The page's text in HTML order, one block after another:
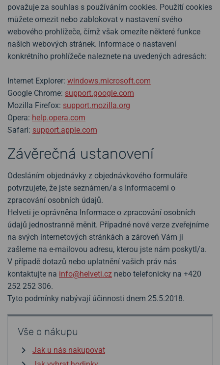
považuje za souhlas s používáním cookies. Použití cookies
můžete omezit nebo zablokovat v nastavení svého
webového prohlížeče, čímž však omezíte některé funkce
našich webových stránek. Informace o nastavení
konkrétního prohlížeče naleznete na uvedených adresách:
Internet Explorer: windows.microsoft.com
Google Chrome: support.google.com
Mozilla Firefox: support.mozilla.org
Opera: help.opera.com
Safari: support.apple.com
Závěrečná ustanovení
Odesláním objednávky z objednávkového formuláře
potvrzujete, že jste seznámen/a s Informacemi o
zpracování osobních údajů.
Helveti je oprávněna Informace o zpracování osobních
údajů jednostranně měnit. Případné nové verze zveřejníme
na svých internetových stránkách a zároveň Vám ji
zašleme na e-mailovou adresu, kterou jste nám poskytl/a.
V případě dotazů nebo uplatnění vašich práv nás
kontaktujte na info@helveti.cz nebo telefonicky na +420
252 252 306.
Tyto podmínky nabývají účinnosti dnem 25.5.2018.
Vše o nákupu
Jak u nás nakupovat